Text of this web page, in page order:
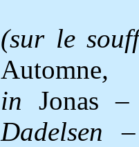
(sur le
Automne,
in Jonas –
Dadelsen